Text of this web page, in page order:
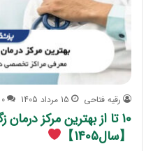
رقیه فتاحی 15 مرداد 1405 0
10 تا از بهترین مرکز درمان زگیل تناسلی در تهران
【سال1405】